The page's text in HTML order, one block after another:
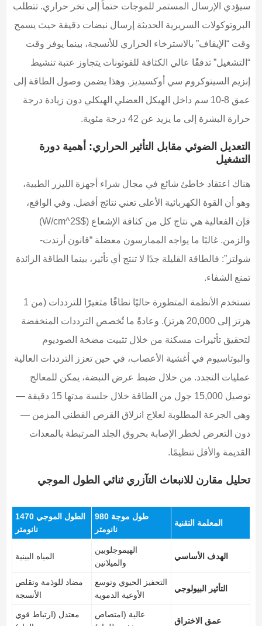
سيؤدي الإرسال المستمر للموجات حتماً إلى نخر حراري. تتطلب
البروتوكولات السريرية الحديثة إرسال نبضات دقيقة حيث يسمح
وقت “الإيقاف” بالاسترخاء الحراري للأنسجة، بينما يوفر وقت
“التشغيل” تدفقًا عالي الكثافة للفوتونات يتجاوز عتبة تنشيط
إنزيم السيتوكروم سي أوكسيديز. وهذا يضمن وصول الطاقة إلى
عمق 8-10 سم داخل الهيكل العضلي الهيكلي دون زيادة درجة
حرارة البشرة إلى ما يزيد عن 42 درجة مئوية.
التعديل الضوئي مقابل التأثير الحراري: أهمية دورة
التشغيل
هناك اعتقاد خاطئ شائع في مجال شراء أجهزة الليزر الطبية،
وهو أن القوة الكهربائية الأعلى تعني نتائج أفضل. وفي الواقع،
فإن الفعالية هي نتاج كل من كثافة الإشعاع ($W/cm^2$)
والزمن. غالبًا ما يواجه الممارسون معضلة “قانون أرندت-
شولتز”: فالطاقة القليلة جدًا لا تنتج أي تأثير، بينما الطاقة الزائدة
تمنع الشفاء.
تستخدم الأنظمة المتطورة حاليًا نطاقًا متغيرًا للترددات (من 1
هرتز إلى 20,000 هرتز). وعادةً ما تُخصص الترددات المنخفضة
لتحقيق تأثيرات مسكنة من خلال تثبيت مضخة الصوديوم
والبوتاسيوم في أغشية الأعصاب، في حين تعزز الترددات العالية
عمليات التجدد. من خلال ضبط عرض النبضة، يمكن للمعالج
توصيل 15,000 جول من الطاقة خلال جلسة مدتها 15 دقيقة —
وهي الجرعة المطلوبة لعلاج انزلاق القرص القطني المزمن —
دون التعرض لخطر الإصابة بحروق الجلد المرتبطة بالمعدات
القديمة والأقل تنظيمًا.
تحليل مقارن للانبعاث التآزري ثنائي الطول الموجي
المعلمة التقنية
طول موجة 980
نانومتر
الطول الموجي 1470
نانومتر
الهدف الأساسي
الهيموجلوبين
والميلانين
المياه البينية
التأثير البيولوجي
التحفيز الحيوي وتوسع
الأوعية الدموية
مضاد للوذمة وتقلص
الأنسجة
عمق الاختراق
عالية (امتصاص
معتدل (ارتباط قوي